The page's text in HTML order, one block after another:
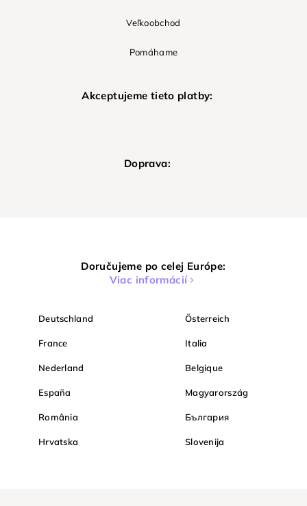
Veľkoobchod
Pomáhame
Akceptujeme tieto platby:
Doprava:
Doručujeme po celej Európe:
Viac informácií
Deutschland Österreich
France Italia
Nederland Belgique
España Magyarország
România България
Hrvatska Slovenija